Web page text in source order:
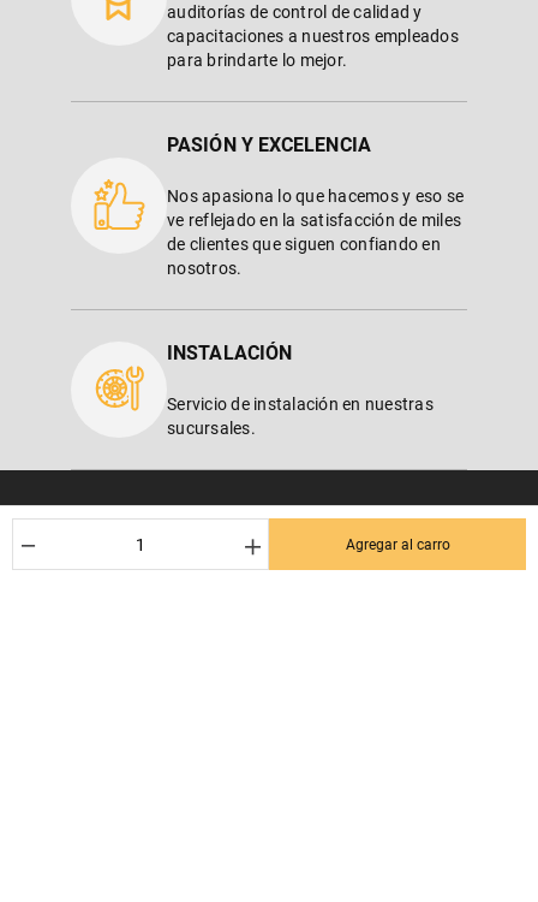
＋
－ Agregar al carro
auditorías de control de calidad y
capacitaciones a nuestros empleados
para brindarte lo mejor.
PASIÓN Y EXCELENCIA
Nos apasiona lo que hacemos y eso se
ve reflejado en la satisfacción de miles
de clientes que siguen confiando en
nosotros.
INSTALACIÓN
Servicio de instalación en nuestras
sucursales.
SUSCRÍBETE AL NEWSLETTER
¡Entérate de los mejores Dctos% para tu próxima compra! Y se el